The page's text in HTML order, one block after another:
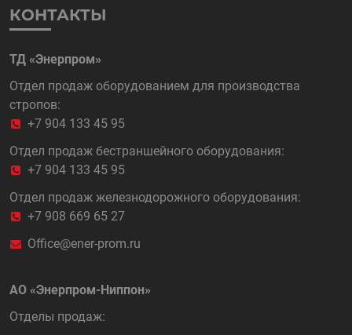
КОНТАКТЫ
ТД «Энерпром»
Отдел продаж оборудованием для производства
стропов:
+7 904 133 45 95
Отдел продаж бестраншейного оборудования:
+7 904 133 45 95
Отдел продаж железнодорожного оборудования:
+7 908 669 65 27
Office@ener-prom.ru
АО «Энерпром-Ниппон»
Отделы продаж: